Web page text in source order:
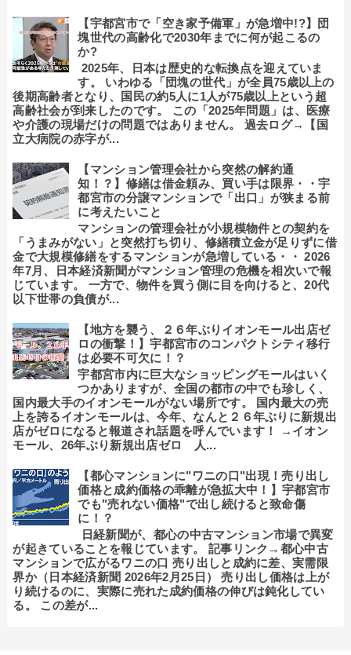
【宇都宮市で「空き家予備軍」が急増中!?】団
塊世代の高齢化で2030年までに何が起こるの
か?
2025年、日本は歴史的な転換点を迎えていま
す。 いわゆる「団塊の世代」が全員75歳以上の
後期高齢者となり、国民の約5人に1人が75歳以上という超
高齢社会が到来したのです。 この「2025年問題」は、医療
や介護の現場だけの問題ではありません。 過去ログ→【国
立大病院の赤字が...
【マンション管理会社から突然の解約通
知！？】修繕は借金頼み、買い手は限界・・宇
都宮市の分譲マンションで「出口」が狭まる前
に考えたいこと
マンションの管理会社が小規模物件との契約を
「うまみがない」と突然打ち切り、修繕積立金が足りずに借
金で大規模修繕をするマンションが急増している・・ 2026
年7月、日本経済新聞がマンション管理の危機を相次いで報
じています。 一方で、物件を買う側に目を向けると、20代
以下世帯の負債が...
【地方を襲う、２６年ぶりイオンモール出店ゼ
ロの衝撃！】宇都宮市のコンパクトシティ移行
は必要不可欠に！？
宇都宮市内に巨大なショッピングモールはいく
つかありますが、全国の都市の中でも珍しく、
国内最大手のイオンモールがない場所です。 国内最大の売
上を誇るイオンモールは、今年、なんと２６年ぶりに新規出
店がゼロになると報道され話題を呼んでいます！ →イオン
モール、26年ぶり新規出店ゼロ 人...
【都心マンションに"ワニの口"出現！売り出し
価格と成約価格の乖離が急拡大中！】宇都宮市
でも"売れない価格"で出し続けると致命傷
に！？
日経新聞が、都心の中古マンション市場で異変
が起きていることを報じています。 記事リンク→都心中古
マンションで広がるワニの口 売り出しと成約に差、実需限
界か（日本経済新聞 2026年2月25日） 売り出し価格は上が
り続けるのに、実際に売れた成約価格の伸びは鈍化してい
る。 この差が...